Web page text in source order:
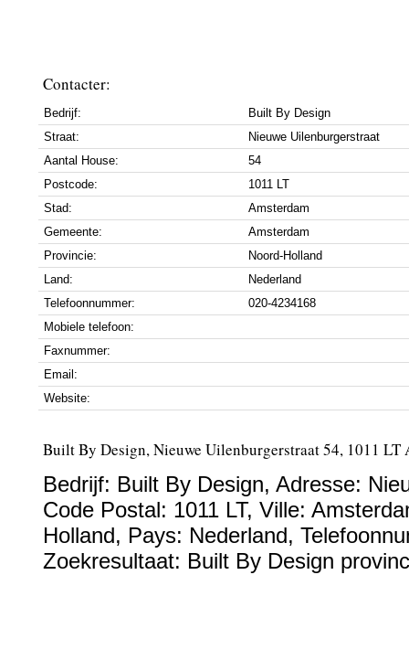
Contacter:
Bedrijf:
Built By Design
Straat:
Nieuwe Uilenburgerstraat
Aantal House:
54
Postcode:
1011 LT
Stad:
Amsterdam
Gemeente:
Amsterdam
Provincie:
Noord-Holland
Land:
Nederland
Telefoonnummer:
020-4234168
Mobiele telefoon:
Faxnummer:
Email:
Website:
Built By Design, Nieuwe Uilenburgerstraat 54, 1011 LT
Bedrijf: Built By Design, Adresse:
Code Postal: 1011 LT, Ville:
Holland, Pays: Nederland,
Zoekresultaat: Built By Design